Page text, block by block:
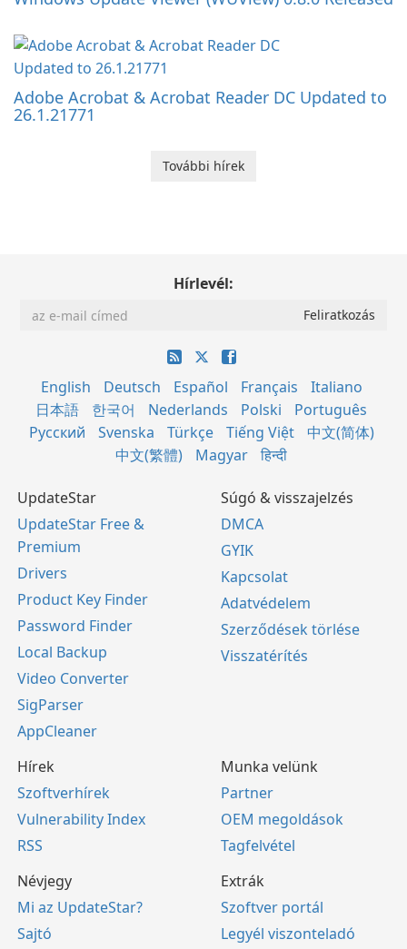
Adobe Acrobat & Acrobat Reader DC Updated to
26.1.21771
További hírek
Hírlevél:
English Deutsch Español Français
Italiano
日本語
한국어 Nederlands Polski
Português
Русский
Svenska Türkçe Tiếng Việt
中文(简体)
中文(繁體)
Magyar हिन्दी
UpdateStar
UpdateStar Free &
Premium
Drivers
Product Key Finder
Password Finder
Local Backup
Video Converter
SigParser
AppCleaner
Súgó & visszajelzés
DMCA
GYIK
Kapcsolat
Adatvédelem
Szerződések törlése
Visszatérítés
Hírek
Szoftverhírek
Vulnerability Index
RSS
Munka velünk
Partner
OEM megoldások
Tagfelvétel
Névjegy
Mi az UpdateStar?
Sajtó
Extrák
Szoftver portál
Legyél viszonteladó